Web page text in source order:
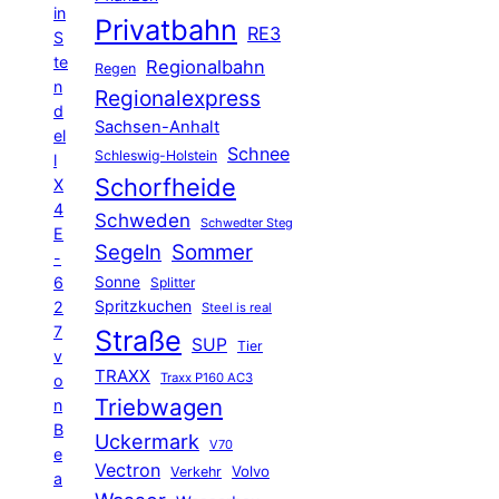
in
S
te
n
d
el
l
X
4
E
-
6
2
7
v
o
n
B
e
a
Privatbahn RE3
Regen Regionalbahn
Regionalexpress
Sachsen-Anhalt
Schleswig-Holstein Schnee
Schorfheide
Schweden Schwedter Steg
Segeln Sommer
Sonne Splitter
Spritzkuchen Steel is real
Straße SUP Tier
TRAXX Traxx P160 AC3
Triebwagen
Uckermark V70
Vectron Verkehr Volvo